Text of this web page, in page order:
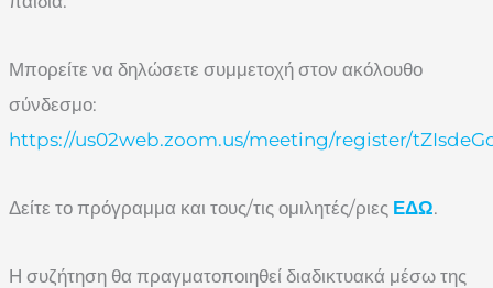
Μπορείτε να δηλώσετε συμμετοχή στον ακόλουθο
σύνδεσμο:
https://us02web.zoom.us/meeting/register/
Δείτε το πρόγραμμα και τους/τις ομιλητές/ριες ΕΔΩ.
Η συζήτηση θα πραγματοποιηθεί διαδικτυακά μέσω της